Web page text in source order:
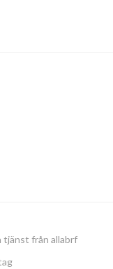
tjänst från allabrf